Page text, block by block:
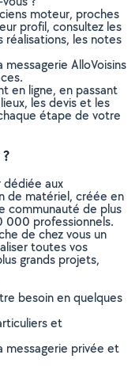
moteur, proches
profil, consultez les
réalisations, les notes
AlloVoisins
en ligne, en passant
les devis et les
étape de votre
dédiée aux
de matériel, créée en
communauté de plus
000 professionnels.
de chez vous un
toutes vos
grands projets,
besoin en quelques
et
messagerie privée et